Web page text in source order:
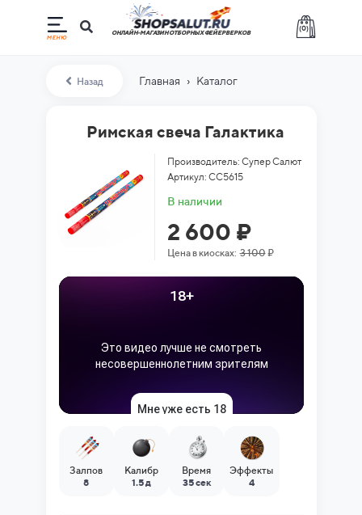
(0)
ОНЛАЙН-МАГАЗИН ОТБОРНЫХ ФЕЙЕРВЕРКОВ
Назад Главная › Каталог
Римская свеча Галактика
Производитель: Супер Салют
Артикул: СС5615
В наличии
2 600 ₽
Цена в киосках:3 100₽
Залпов
8
Калибр
1.5 д
Время
35 сек
Эффекты
4